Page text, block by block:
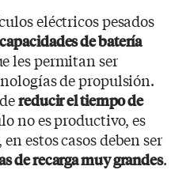
eléctricos pesados
de batería
les permitan ser
de propulsión.
reducir el tiempo de
no es productivo, es
estos casos deben ser
de recarga muy grandes.